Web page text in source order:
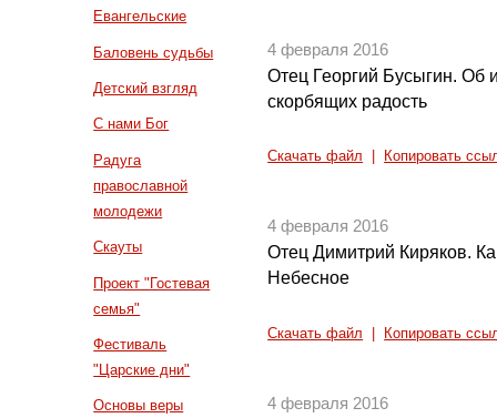
Евангельские
Баловень судьбы
Детский взгляд
С нами Бог
Радуга
православной
молодежи
Скауты
Проект "Гостевая
семья"
Фестиваль
"Царские дни"
Основы веры
4 февраля 2016
Отец Георгий Бусыгин. Об
скорбящих радость
Скачать файл Копировать
4 февраля 2016
Отец Димитрий Киряков.
Небесное
Скачать файл Копировать
4 февраля 2016